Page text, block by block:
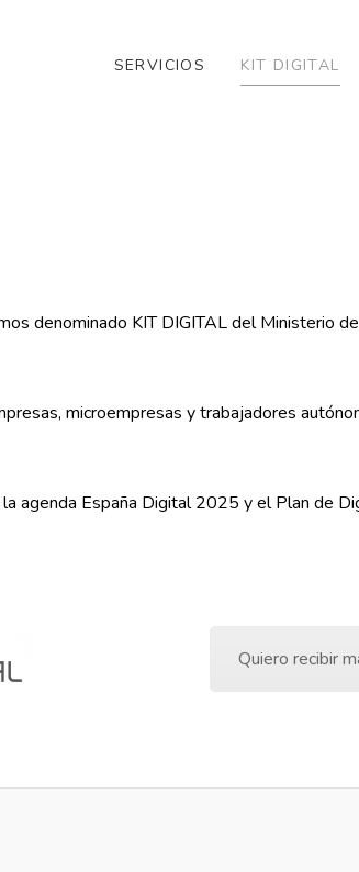
SERVICIOS KIT DIGITAL
denominado KIT DIGITAL del Ministerio
microempresas y trabajadores
agenda España Digital 2025 y el Plan de
Quiero recibir